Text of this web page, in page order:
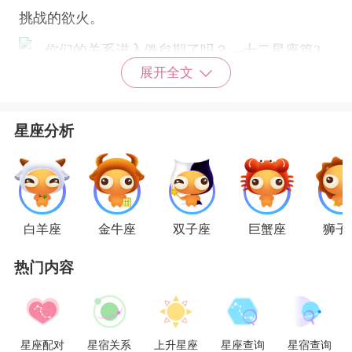
挑战的欲火。
也总是笑呵呵的，一副很好说话的样子，但实际上
他们的内心也是很强势的。爱自由的他们在恋爱的
时候很快就会从新鲜的兴奋跌落到无趣的倦怠。进
入倦怠后射手就会提出分手，寻找新欢，就算对方
住的。
星座乐原创文章，转载需注明出处
展开全文
星座分析
白羊座 金牛座 双子座 巨蟹座 狮子
热门内容
星座配对 星宿关系 上升星座 星座查询 星宿查询